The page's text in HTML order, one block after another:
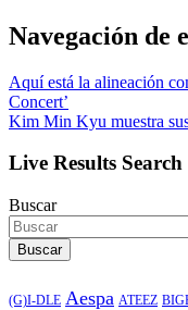
Navegación de
Aquí está la alineación
Concert’
Kim Min Kyu muestra
Live Results Search
Buscar
Buscar
(G)I-DLE Aespa ATEEZ